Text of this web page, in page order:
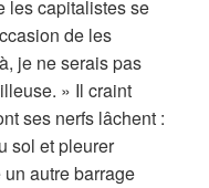
les capitalistes se
de les
je ne serais pas
» Il craint
ses nerfs lâchent :
sol et pleurer
autre barrage